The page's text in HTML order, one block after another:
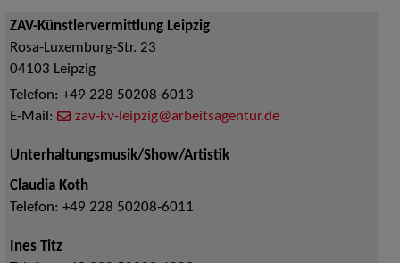
ZAV-Künstlervermittlung Leipzig
Rosa-Luxemburg-Str. 23
04103 Leipzig
Telefon: +49 228 50208-6013
E-Mail:
zav-kv-leipzig@arbeitsagentur.de
Unterhaltungsmusik/Show/Artistik
Claudia Koth
Telefon: +49 228 50208-6011
Ines Titz